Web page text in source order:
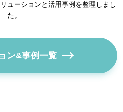
ューションと活用事例を整理しまし
た。
ン&事例一覧